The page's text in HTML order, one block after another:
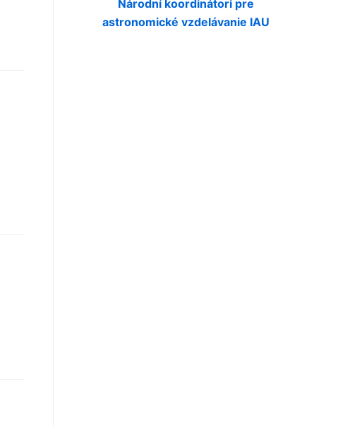
Národní koordinátori pre
astronomické vzdelávanie IAU